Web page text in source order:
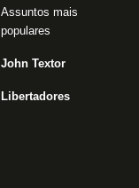
Assuntos mais
populares
John Textor
Libertadores